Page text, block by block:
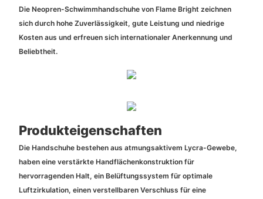
Die Neopren-Schwimmhandschuhe von Flame Bright zeichnen
sich durch hohe Zuverlässigkeit, gute Leistung und niedrige
Kosten aus und erfreuen sich internationaler Anerkennung und
Beliebtheit.
Produkteigenschaften
Die Handschuhe bestehen aus atmungsaktivem Lycra-Gewebe,
haben eine verstärkte Handflächenkonstruktion für
hervorragenden Halt, ein Belüftungssystem für optimale
Luftzirkulation, einen verstellbaren Verschluss für eine